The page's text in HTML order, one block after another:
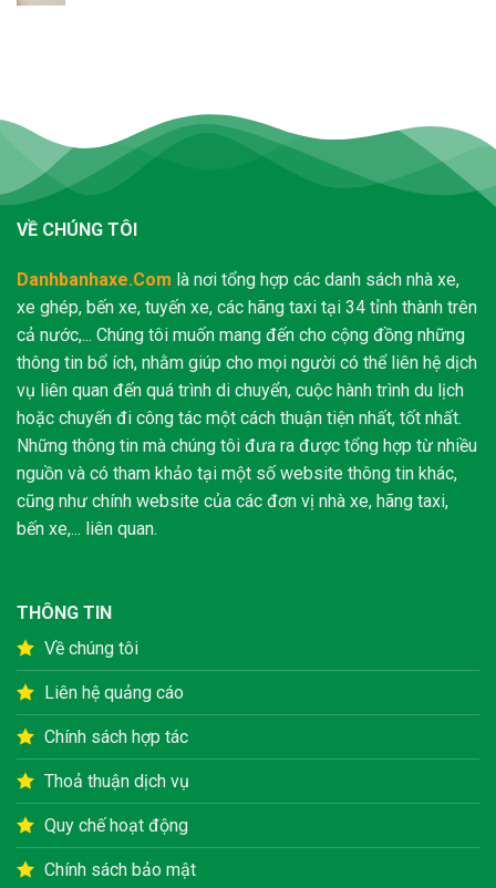
VỀ CHÚNG TÔI
Danhbanhaxe.Com là nơi tổng hợp các danh sách nhà xe,
xe ghép, bến xe, tuyến xe, các hãng taxi tại 34 tỉnh thành trên
cả nước,... Chúng tôi muốn mang đến cho cộng đồng những
thông tin bổ ích, nhằm giúp cho mọi người có thể liên hệ dịch
vụ liên quan đến quá trình di chuyển, cuộc hành trình du lịch
hoặc chuyến đi công tác một cách thuận tiện nhất, tốt nhất.
Những thông tin mà chúng tôi đưa ra được tổng hợp từ nhiều
nguồn và có tham khảo tại một số website thông tin khác,
cũng như chính website của các đơn vị nhà xe, hãng taxi,
bến xe,... liên quan.
THÔNG TIN
Về chúng tôi
Liên hệ quảng cáo
Chính sách hợp tác
Thoả thuận dịch vụ
Quy chế hoạt động
Chính sách bảo mật